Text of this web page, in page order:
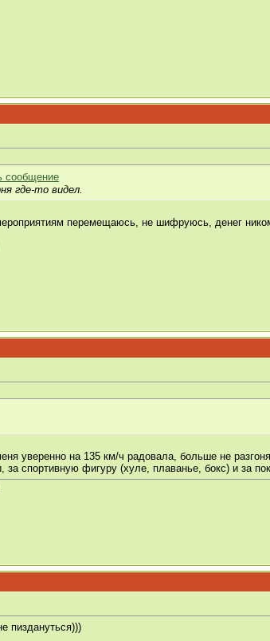
где-то видел.
перемещаюсь, не шифруюсь, денег
уверенно на 135 км/ч радовала, больше не
спортивную фигуру (хуле, плаванье, бокс) и за
пиздануться)))